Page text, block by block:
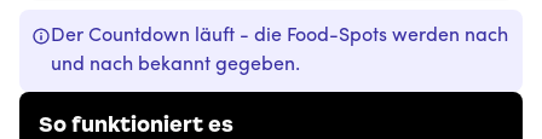
Der Countdown läuft - die Food-Spots werden nach
und nach bekannt gegeben.
So funktioniert es